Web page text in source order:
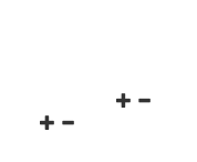
Navigationsmenü